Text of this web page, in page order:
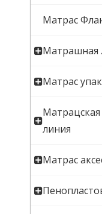
Матрас
Матрашная
Матрас
линия
Матрас